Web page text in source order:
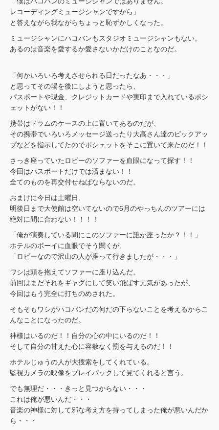
レコーディングミュージシャンですから」
と答えながら我ながらちょっと恥ずかしくなった。
ミュージシャンにハコバンもスタジオミュージシャンもない。
あるのは音楽を愛するか愛さないかだけのことなのだ。
「何かいろいろ考えさせられる日だったなあ・・・」
と思ってその場を後にしようと思ったら、
パスポートや現金、クレジットカードや実印まで入れているポシ
ェットがない！！
携帯はドラムのケースの上に置いてあるのだが、
その携帯でいろいろメッセージ送ったり大高さん達のピックアッ
プなどを指示してたのでポシェットをそこに置いて来たのだ！！
さっき座っていたロビーのソファーを血眼になって探す！！
今回はパスポートだけでは済まない！！
全てのものを再交付せねばならないのだ。
おまけに今日は土曜日、
明後日まで大使館は空いてないので6月のやっちんのツアーには
絶対に間に合わない！！！！
「俺が演奏している間にこのソファーに誰か座ったか？！！」
ホテルのボーイに血眼でそう聞くが、
「ロビーなので沢山の人が座って行きましたが・・・」
ワシは頭を抱えてソファーに座り込んだ。
前回はまだそれをギャグにして笑い飛ばす元気があったが、
今回はもう完全に打ちのめされた。
そもそもワシがハコバンだの何だの下らないことを考えるからこ
んなことになったのだ。
神様はいるのだ！！自分の心の中にいるのだ！！
そして自分の甘えた心に容赦なく罰を与えるのだ！！
ホテルじゅうの人が大捜索をしてくれている。
監視カメラの映像をプレイバックして見てくれると言う。
でも無理だ・・・きっと見つからない・・・
これは俺が悪いんだ・・・
音楽の神様に対して邪な考え方を持ってしまった俺が悪いんだか
ら・・・